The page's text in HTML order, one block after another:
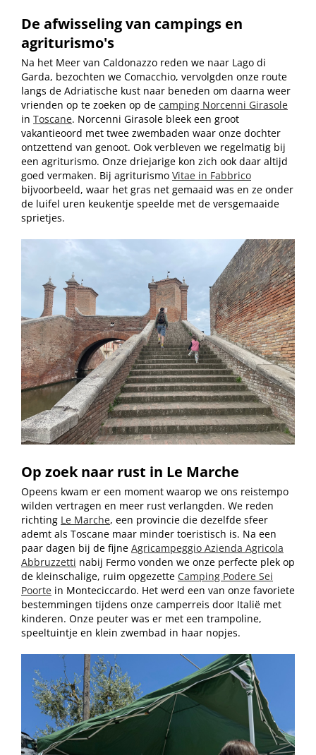
De afwisseling van campings en
agriturismo's
Na het Meer van Caldonazzo reden we naar Lago di
Garda, bezochten we Comacchio, vervolgden onze route
langs de Adriatische kust naar beneden om daarna weer
vrienden op te zoeken op de camping Norcenni Girasole
in Toscane. Norcenni Girasole bleek een groot
vakantieoord met twee zwembaden waar onze dochter
ontzettend van genoot. Ook verbleven we regelmatig bij
een agriturismo. Onze driejarige kon zich ook daar altijd
goed vermaken. Bij agriturismo Vitae in Fabbrico
bijvoorbeeld, waar het gras net gemaaid was en ze onder
de luifel uren keukentje speelde met de versgemaaide
sprietjes.
Op zoek naar rust in Le Marche
Opeens kwam er een moment waarop we ons reistempo
wilden vertragen en meer rust verlangden. We reden
richting Le Marche, een provincie die dezelfde sfeer
ademt als Toscane maar minder toeristisch is. Na een
paar dagen bij de fijne Agricampeggio Azienda Agricola
Abbruzzetti nabij Fermo vonden we onze perfecte plek op
de kleinschalige, ruim opgezette Camping Podere Sei
Poorte in Monteciccardo. Het werd een van onze favoriete
bestemmingen tijdens onze camperreis door Italië met
kinderen. Onze peuter was er met een trampoline,
speeltuintje en klein zwembad in haar nopjes.